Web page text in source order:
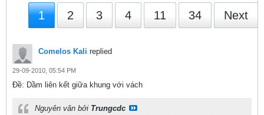
1 2 3 4 11 34 Next
Comelos Kali replied
29-09-2010, 05:54 PM
Ðề: Dầm liên kết giữa khung với vách
Nguyên văn bởi Trungcdc